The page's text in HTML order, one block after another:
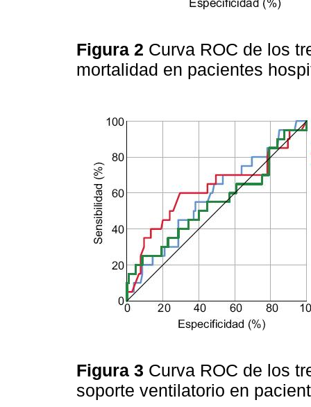
Figura 2 Curva ROC de los
mortalidad en pacientes
Figura 3 Curva ROC de los
soporte ventilatorio en